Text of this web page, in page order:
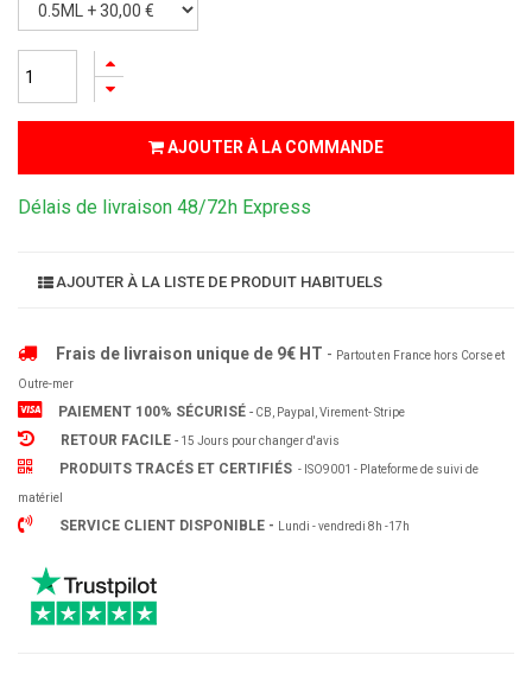
AJOUTER À LA COMMANDE
Délais de livraison 48/72h Express
AJOUTER À LA LISTE DE PRODUIT HABITUELS
Frais de livraison unique de 9€ HT - Partout en France hors Corse et
Outre-mer
PAIEMENT 100% SÉCURISÉ - CB, Paypal, Virement- Stripe
RETOUR FACILE - 15 Jours pour changer d'avis
PRODUITS TRACÉS ET CERTIFIÉS - ISO9001 - Plateforme de suivi de
matériel
SERVICE CLIENT DISPONIBLE - Lundi - vendredi 8h -17h